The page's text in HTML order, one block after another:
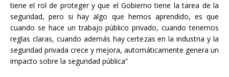
tiene el rol de proteger y que el Gobierno tiene la tarea de la
seguridad, pero si hay algo que hemos aprendido, es que
cuando se hace un trabajo público privado, cuando tenemos
reglas claras, cuando además hay certezas en la industria y la
seguridad privada crece y mejora, automáticamente genera un
impacto sobre la seguridad pública”